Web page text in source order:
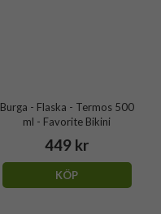
Burga - Flaska - Termos 500
ml - Favorite Bikini
449 kr
KÖP